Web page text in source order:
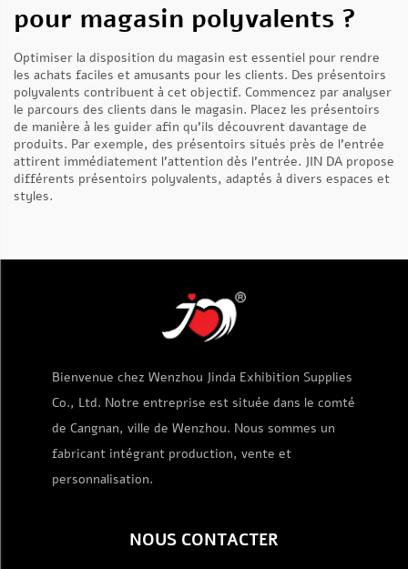
pour magasin polyvalents ?
Optimiser la disposition du magasin est essentiel pour rendre
les achats faciles et amusants pour les clients. Des présentoirs
polyvalents contribuent à cet objectif. Commencez par analyser
le parcours des clients dans le magasin. Placez les présentoirs
de manière à les guider afin qu’ils découvrent davantage de
produits. Par exemple, des présentoirs situés près de l’entrée
attirent immédiatement l’attention dès l’entrée. JIN DA propose
différents présentoirs polyvalents, adaptés à divers espaces et
styles.
Bienvenue chez Wenzhou Jinda Exhibition Supplies
Co., Ltd. Notre entreprise est située dans le comté
de Cangnan, ville de Wenzhou. Nous sommes un
fabricant intégrant production, vente et
personnalisation.
NOUS CONTACTER